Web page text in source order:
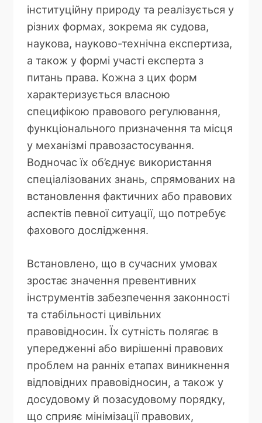
інституційну природу та реалізується у
різних формах, зокрема як судова,
наукова, науково-технічна експертиза,
а також у формі участі експерта з
питань права. Кожна з цих форм
характеризується власною
специфікою правового регулювання,
функціонального призначення та місця
у механізмі правозастосування.
Водночас їх об’єднує використання
спеціалізованих знань, спрямованих на
встановлення фактичних або правових
аспектів певної ситуації, що потребує
фахового дослідження.
Встановлено, що в сучасних умовах
зростає значення превентивних
інструментів забезпечення законності
та стабільності цивільних
правовідносин. Їх сутність полягає в
упередженні або вирішенні правових
проблем на ранніх етапах виникнення
відповідних правовідносин, а також у
досудовому й позасудовому порядку,
що сприяє мінімізації правових,